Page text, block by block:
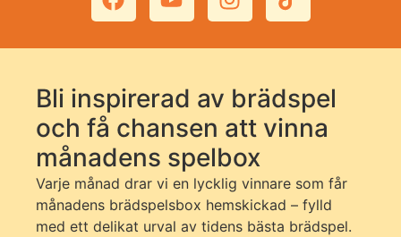
Bli inspirerad av brädspel
och få chansen att vinna
månadens spelbox
Varje månad drar vi en lycklig vinnare som får
månadens brädspelsbox hemskickad – fylld
med ett delikat urval av tidens bästa brädspel.